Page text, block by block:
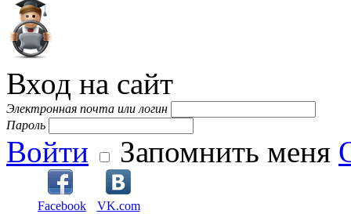
Вход на сайт
Электронная почта или логин
Пароль
Войти Запомнить меня
Facebook VK.com